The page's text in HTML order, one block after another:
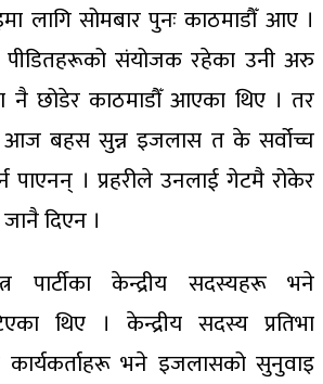
लागि सोमबार पुनः काठमाडौँ आए ।
पीडितहरूको संयोजक रहेका उनी अरु
नै छोडेर काठमाडौँ आएका थिए । तर
आज बहस सुन्न इजलास त के सर्वोच्च
पाएनन् । प्रहरीले उनलाई गेटमै रोकेर
दिएन ।
पार्टीका केन्द्रीय सदस्यहरू भने
थिए । केन्द्रीय सदस्य प्रतिभा
कार्यकर्ताहरू भने इजलासको सुनुवाइ